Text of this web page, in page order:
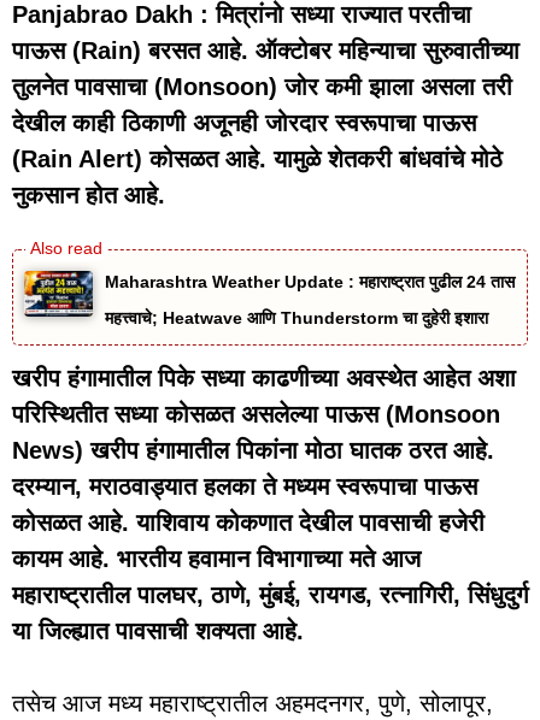
Panjabrao Dakh : मित्रांनो सध्या राज्यात परतीचा
पाऊस (Rain) बरसत आहे. ऑक्टोबर महिन्याचा सुरुवातीच्या
तुलनेत पावसाचा (Monsoon) जोर कमी झाला असला तरी
देखील काही ठिकाणी अजूनही जोरदार स्वरूपाचा पाऊस
(Rain Alert) कोसळत आहे. यामुळे शेतकरी बांधवांचे मोठे
नुकसान होत आहे.
Maharashtra Weather Update : महाराष्ट्रात पुढील 24 तास
महत्त्वाचे; Heatwave आणि Thunderstorm चा दुहेरी इशारा
खरीप हंगामातील पिके सध्या काढणीच्या अवस्थेत आहेत अशा
परिस्थितीत सध्या कोसळत असलेल्या पाऊस (Monsoon
News) खरीप हंगामातील पिकांना मोठा घातक ठरत आहे.
दरम्यान, मराठवाड्यात हलका ते मध्यम स्वरूपाचा पाऊस
कोसळत आहे. याशिवाय कोकणात देखील पावसाची हजेरी
कायम आहे. भारतीय हवामान विभागाच्या मते आज
महाराष्ट्रातील पालघर, ठाणे, मुंबई, रायगड, रत्नागिरी, सिंधुदुर्ग
या जिल्ह्यात पावसाची शक्यता आहे.
तसेच आज मध्य महाराष्ट्रातील अहमदनगर, पुणे, सोलापूर,